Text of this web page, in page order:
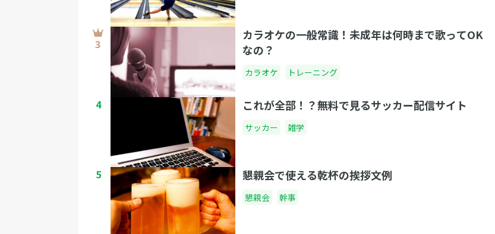
司会という大仕事も大きな問題はないかと思い
ます。台本を参考にスムーズな進行を行い、ぜ
ひ周囲からのポイントをゲットしましょう！
https://www.youtube.com/watch?
v=qENg4yBQvEk
「この内容で登録する」ボタンをクリック！ こ
れで登録が完了です！ このように調整さんの会
てみましょう！ さっそく会員登録する 会員登録
わからないことがございましたら参考にしてみ
てください！それでも解決しない場合は、文末
か？ A.はい、無料です。 Q.調整さんは会員登録
カラオケの一般常識！未成年は何時まで歌ってOK
なの？
カラオケ トレーニング
4 これが全部！？無料で見るサッカー配信サイト
サッカー 雑学
5 懇親会で使える乾杯の挨拶文例
懇親会 幹事